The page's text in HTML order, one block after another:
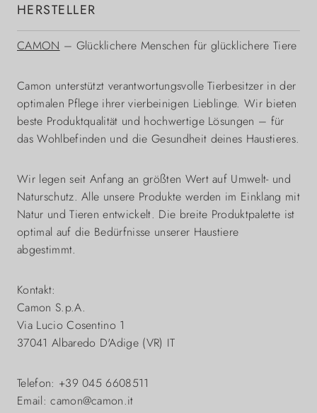
HERSTELLER
CAMON – Glücklichere Menschen für glücklichere Tiere
Camon unterstützt verantwortungsvolle Tierbesitzer in der
optimalen Pflege ihrer vierbeinigen Lieblinge. Wir bieten
beste Produktqualität und hochwertige Lösungen – für
das Wohlbefinden und die Gesundheit deines Haustieres.
Wir legen seit Anfang an größten Wert auf Umwelt- und
Naturschutz. Alle unsere Produkte werden im Einklang mit
Natur und Tieren entwickelt. Die breite Produktpalette ist
optimal auf die Bedürfnisse unserer Haustiere
abgestimmt.
Kontakt:
Camon S.p.A.
Via Lucio Cosentino 1
37041 Albaredo D'Adige (VR) IT
Telefon: +39 045 6608511
Email: camon@camon.it